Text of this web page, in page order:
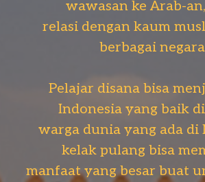
wawasan ke Arab-
relasi dengan kaum
berbagai
Pelajar disana bisa
Indonesia yang baik
warga dunia yang ada di
kelak pulang bisa
manfaat yang besar buat